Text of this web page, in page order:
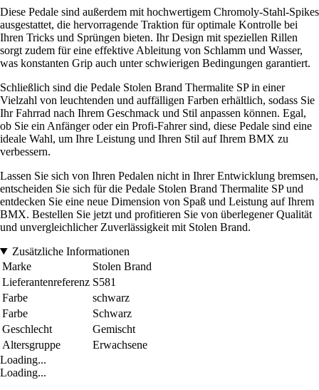
Diese Pedale sind außerdem mit hochwertigem Chromoly-Stahl-Spikes
ausgestattet, die hervorragende Traktion für optimale Kontrolle bei
Ihren Tricks und Sprüngen bieten. Ihr Design mit speziellen Rillen
sorgt zudem für eine effektive Ableitung von Schlamm und Wasser,
was konstanten Grip auch unter schwierigen Bedingungen garantiert.
Schließlich sind die Pedale Stolen Brand Thermalite SP in einer
Vielzahl von leuchtenden und auffälligen Farben erhältlich, sodass Sie
Ihr Fahrrad nach Ihrem Geschmack und Stil anpassen können. Egal,
ob Sie ein Anfänger oder ein Profi-Fahrer sind, diese Pedale sind eine
ideale Wahl, um Ihre Leistung und Ihren Stil auf Ihrem BMX zu
verbessern.
Lassen Sie sich von Ihren Pedalen nicht in Ihrer Entwicklung bremsen,
entscheiden Sie sich für die Pedale Stolen Brand Thermalite SP und
entdecken Sie eine neue Dimension von Spaß und Leistung auf Ihrem
BMX. Bestellen Sie jetzt und profitieren Sie von überlegener Qualität
und unvergleichlicher Zuverlässigkeit mit Stolen Brand.
Zusätzliche Informationen
Marke
Stolen Brand
Lieferantenreferenz S581
Farbe
schwarz
Farbe
Schwarz
Geschlecht
Gemischt
Altersgruppe
Erwachsene
Loading...
Loading...